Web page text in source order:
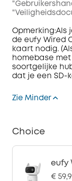
Opmerking:Als
de eufy Wired
kaart nodig.
homebase
soortgelijke
dat je een SD-
Zie Minder
Choice
eufy
€